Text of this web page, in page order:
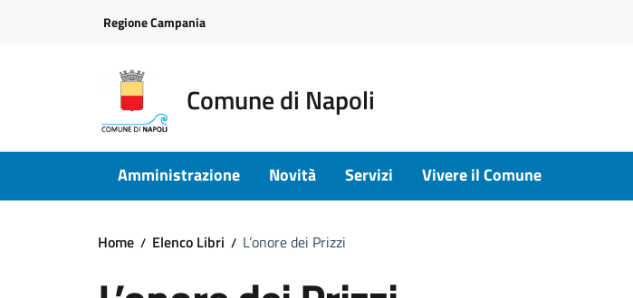
Regione Campania
Comune di Napoli
Amministrazione Novità Servizi Vivere il Comune
Home Elenco Libri L’onore dei Prizzi